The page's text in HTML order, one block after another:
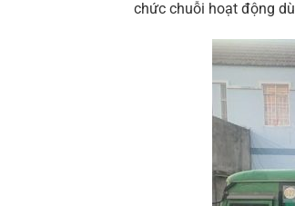
chức chuỗi hoạt động